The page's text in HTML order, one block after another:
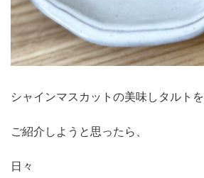
シャインマスカットの美味しタルトを
ご紹介しようと思ったら、
日々